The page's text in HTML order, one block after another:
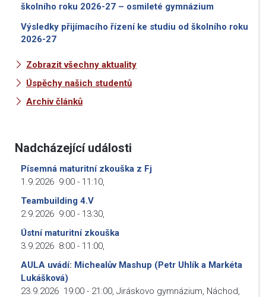
školního roku 2026-27 – osmileté gymnázium
Výsledky přijímacího řízení ke studiu od školního roku
2026-27
Zobrazit všechny aktuality
Úspěchy našich studentů
Archiv článků
Nadcházející události
Písemná maturitní zkouška z Fj
1.9.2026 9:00 - 11:10,
Teambuilding 4.V
2.9.2026 9:00 - 13:30,
Ústní maturitní zkouška
3.9.2026 8:00 - 11:00,
AULA uvádí: Michealův Mashup (Petr Uhlík a Markéta
Lukášková)
23.9.2026 19:00 - 21:00, Jiráskovo gymnázium, Náchod,